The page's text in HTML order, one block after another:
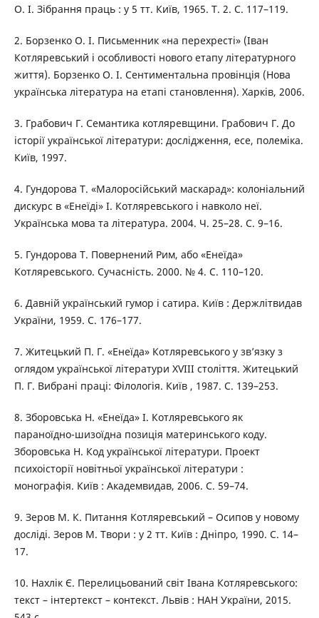
О. І. Зібрання праць : у 5 тт. Київ, 1965. Т. 2. С. 117–119.
2. Борзенко О. І. Письменник «на перехресті» (Іван
Котляревський і особливості нового етапу літературного
життя). Борзенко О. І. Сентиментальна провінція (Нова
українська література на етапі становлення). Харків, 2006.
3. Грабович Г. Семантика котляревщини. Грабович Г. До
історії української літератури: дослідження, есе, полеміка.
Київ, 1997.
4. Гундорова Т. «Малоросійський маскарад»: колоніальний
дискурс в «Енеїді» І. Котляревського і навколо неї.
Українська мова та література. 2004. Ч. 25–28. С. 9–16.
5. Гундорова Т. Повернений Рим, або «Енеїда»
Котляревського. Сучасність. 2000. № 4. С. 110–120.
6. Давній український гумор і сатира. Київ : Держлітвидав
України, 1959. С. 176–177.
7. Житецький П. Г. «Енеїда» Котляревського у зв’язку з
оглядом української літератури ХVІІІ століття. Житецький
П. Г. Вибрані праці: Філологія. Київ , 1987. С. 139–253.
8. Зборовська Н. «Енеїда» І. Котляревського як
параноїдно-шизоїдна позиція материнського коду.
Зборовська Н. Код української літератури. Проект
психоісторії новітньої української літератури :
монографія. Київ : Академвидав, 2006. С. 59–74.
9. Зеров М. К. Питання Котляревський – Осипов у новому
досліді. Зеров М. Твори : у 2 тт. Київ : Дніпро, 1990. С. 14–
17.
10. Нахлік Є. Перелицьований світ Івана Котляревського:
текст – інтертекст – контекст. Львів : НАН України, 2015.